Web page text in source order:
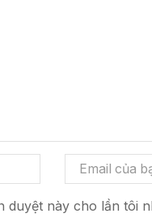
này cho lần tôi